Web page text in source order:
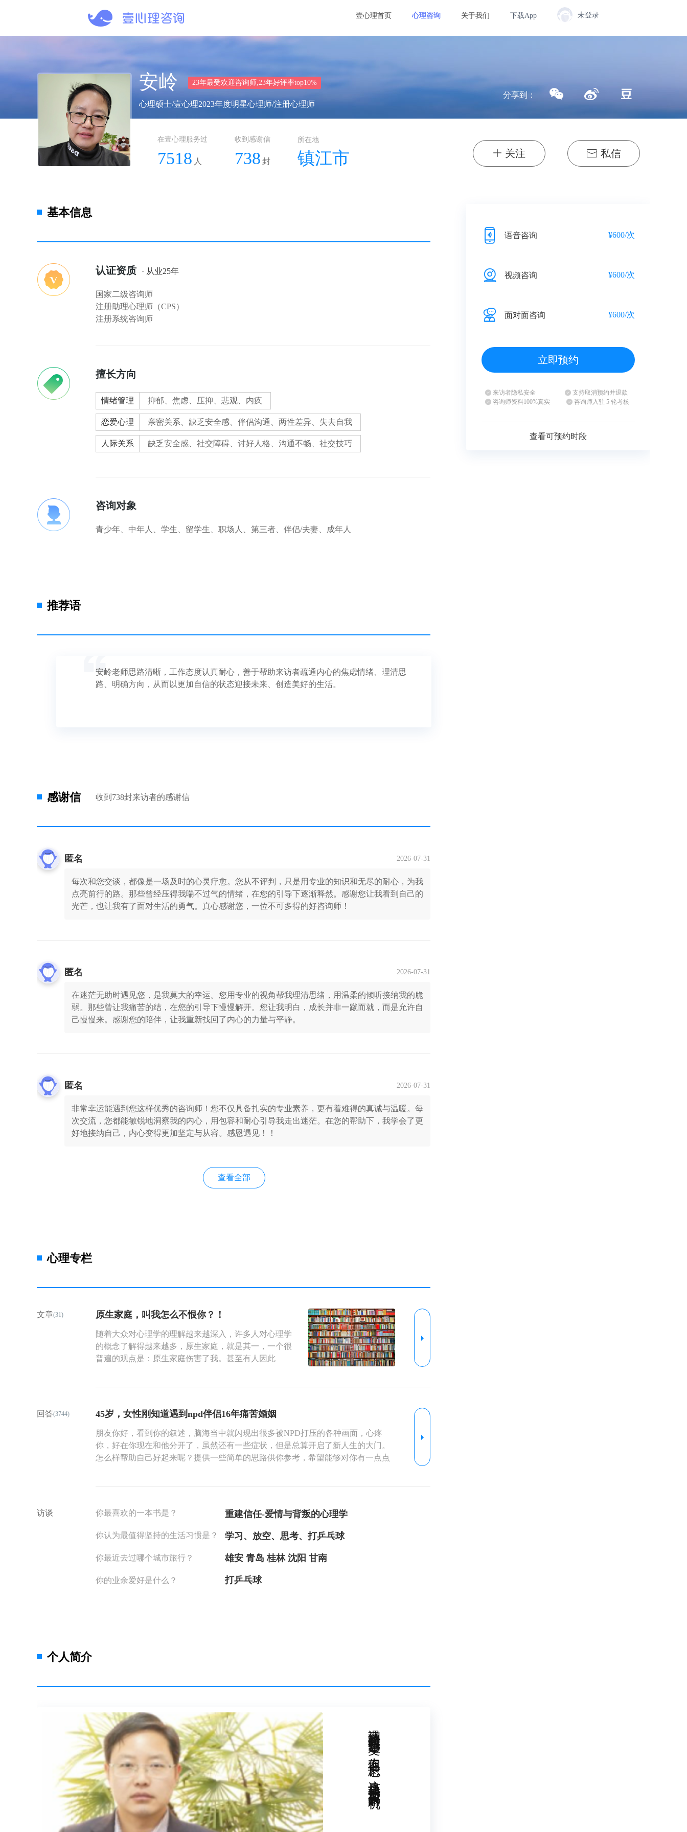
壹心理首页 心理咨询 关于我们 下载App 未登录
安岭 23年最受欢迎咨询师,23年好评率top10%
心理硕士/壹心理2023年度明星心理师/注册心理师
分享到：
在壹心理服务过
7518 人
收到感谢信
738 封
所在地
镇江市 关注 私信
基本信息
认证资质 · 从业25年
国家二级咨询师
注册助理心理师（CPS）
注册系统咨询师
擅长方向
情绪管理 抑郁、焦虑、压抑、悲观、内疚
恋爱心理 亲密关系、缺乏安全感、伴侣沟通、两性差异、失去自我
人际关系 缺乏安全感、社交障碍、讨好人格、沟通不畅、社交技巧
咨询对象
青少年、中年人、学生、留学生、职场人、第三者、伴侣/夫妻、成年人
推荐语
安岭老师思路清晰，工作态度认真耐心，善于帮助来访者疏通内心的焦虑情绪、理清思
路、明确方向，从而以更加自信的状态迎接未来、创造美好的生活。
感谢信 收到738封来访者的感谢信
匿名 2026-07-31
每次和您交谈，都像是一场及时的心灵疗愈。您从不评判，只是用专业的知识和无尽的耐心，为我
点亮前行的路。那些曾经压得我喘不过气的情绪，在您的引导下逐渐释然。感谢您让我看到自己的
光芒，也让我有了面对生活的勇气。真心感谢您，一位不可多得的好咨询师！
匿名 2026-07-31
在迷茫无助时遇见您，是我莫大的幸运。您用专业的视角帮我理清思绪，用温柔的倾听接纳我的脆
弱。那些曾让我痛苦的结，在您的引导下慢慢解开。您让我明白，成长并非一蹴而就，而是允许自
己慢慢来。感谢您的陪伴，让我重新找回了内心的力量与平静。
匿名 2026-07-31
非常幸运能遇到您这样优秀的咨询师！您不仅具备扎实的专业素养，更有着难得的真诚与温暖。每
次交流，您都能敏锐地洞察我的内心，用包容和耐心引导我走出迷茫。在您的帮助下，我学会了更
好地接纳自己，内心变得更加坚定与从容。感恩遇见！！
查看全部
心理专栏
文章(31) 原生家庭，叫我怎么不恨你？！
随着大众对心理学的理解越来越深入，许多人对心理学
的概念了解得越来越多，原生家庭，就是其一，一个很
普遍的观点是：原生家庭伤害了我。甚至有人因此
原生家庭是指自己出生和成长的家庭，主要是指父母的家庭，在这个家庭里，儿子
或女儿并没有组成新的家庭。这个家庭的气氛、传统习惯，子女的家庭角色，家人
互动的关系等，都会影响子女日后在自己新家庭中的表现。 科普二：原生家庭对人
有什么样的影响？为什么父母皆祸害？ 原生家庭对个体有哪些不好的影响：1.在原
生家庭中没有得到安全感的，在以后的交往中会因为安全感的缺失，产生很多问
向。通俗一点讲，我们会因此爱错人。再通俗一点，我们可能会因此爱上“渣
男”或“作女”。有的人因此成为“渣男收割机”或“作女收割机”。3. 我们都带着这些未
了的情感包袱，希望在新的婚姻关系或家庭中得到解决。这会对另一半产生很高的
期望，比如说，“老公就应该随时随地陪我说话，不然就是不爱我。”这么高的往往
时炸弹。4. 我们在原生家庭得不到家庭的满足，就会只顾索求，像一个吸血鬼，会
在不一定合理，但是，一定是有原因。原生家庭问题是属于历史问题，强扭着不放
是当代的个体，更具主观能动性。 作为现代社会的个体，我们接受着新思想，新教
育，我们具有更加开放的头脑，和历史上的诸多人物包括我们的父母相比，我们更
具主动能动性。这是时代给予我们的，这是我们的光荣，也是我们的使命。我们有
条件，也有责任，发展好自己，把自己雕琢成器！就像北京师范大学王建平教授所
说，每个人自己才是应该对他的心理健康负责的第一责任人。 科学的态度三：我们
就是完美的父母吗？ 我们每个人也会组成一个个家庭，在新的家庭中，我们会有新
的角色，我们会承担起为人父为人母的责任，我们敢说，我们就是完美的父母
吗？ 恐怕没有人敢于这么说。 世界上不存在完美的父母，至多，你可以成为一个比
较好的父母。仅此而已！想到这一层，你还会对自己的原生家庭耿耿于怀吗？ 小
结 原生家庭都会有问题，没有问题的原生家庭根本就不存在。有了问题怎么办？
回答(3744) 45岁，女性刚知道遇到npd伴侣16年痛苦婚姻
朋友你好，看到你的叙述，脑海当中就闪现出很多被NPD打压的各种画面，心疼
你，好在你现在和他分开了，虽然还有一些症状，但是总算开启了新人生的大门。
怎么样帮助自己好起来呢？提供一些简单的思路供你参考，希望能够对你有一点点
的内在。 当你对自己有更多看见的时候，你的需求就会水落石出，就会更加清晰，
你内心的能量也会慢慢的聚拢过来，帮助你改善目前的状况。 其次，审视自己不合
理、不健康的认知系统。长期和NPD交往的人，内心容易产生许多不合理、不健康
的认知，需要对此有一个审视的过程。 认知系统是一个人的心理框架，这个框架需
会自己的感受，让自己的身心和谐统一。 这个过程就像重新塑造一个新的自我系
访谈 你最喜欢的一本书是？
你认为最值得坚持的生活习惯是？
你最近去过哪个城市旅行？
你的业余爱好是什么？
重建信任-爱情与背叛的心理学
学习、放空、思考、打乒乓球
雄安 青岛 桂林 沈阳 甘南
打乒乓球
个人简介
遇到挫折时我们会难受，但不要忘记，这也是我们加速成长的时机！
语音咨询 ¥600/次
视频咨询 ¥600/次
面对面咨询 ¥600/次
立即预约
来访者隐私安全
支持取消预约并退款
咨询师资料100%真实
咨询师入驻 5 轮考核
查看可预约时段